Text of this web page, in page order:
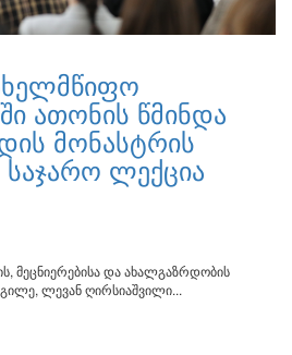
ათონის წმინდა
მონასტრის
საჯარო ლექცია
მეცნიერებისა და ახალგაზრდობის
ლევან ღირსიაშვილი...